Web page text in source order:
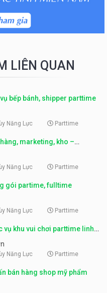
LIÊN QUAN
bếp bánh, shipper parttime
Năng Lực Parttime
marketing, kho –
Năng Lực Parttime
gói partime, fulltime
Năng Lực Parttime
vụ khu vui chơi parttime linh
Năng Lực Parttime
bán hàng shop mỹ phẩm